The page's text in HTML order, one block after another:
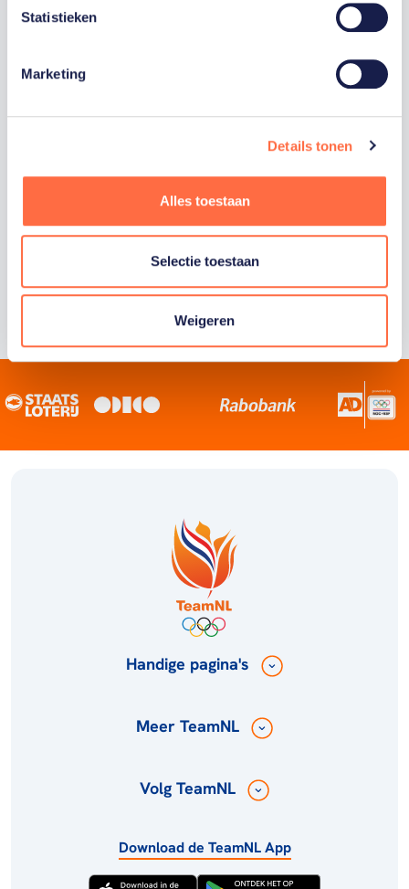
Statistieken
Marketing
Details tonen
Alles toestaan
Selectie toestaan
Weigeren
Trotse hoofdsponsor
Staatsloterij is trotse hoofdsponsor van
sportiefste land van de wereld maken.
Handige pagina's
Meer TeamNL
Volg TeamNL
Download de TeamNL App